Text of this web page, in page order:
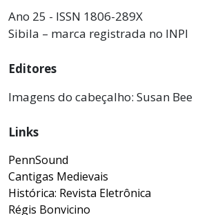
Ano 25 - ISSN 1806-289X
Sibila – marca registrada no INPI
Editores
Imagens do cabeçalho: Susan Bee
Links
PennSound
Cantigas Medievais
Histórica: Revista Eletrônica
Régis Bonvicino